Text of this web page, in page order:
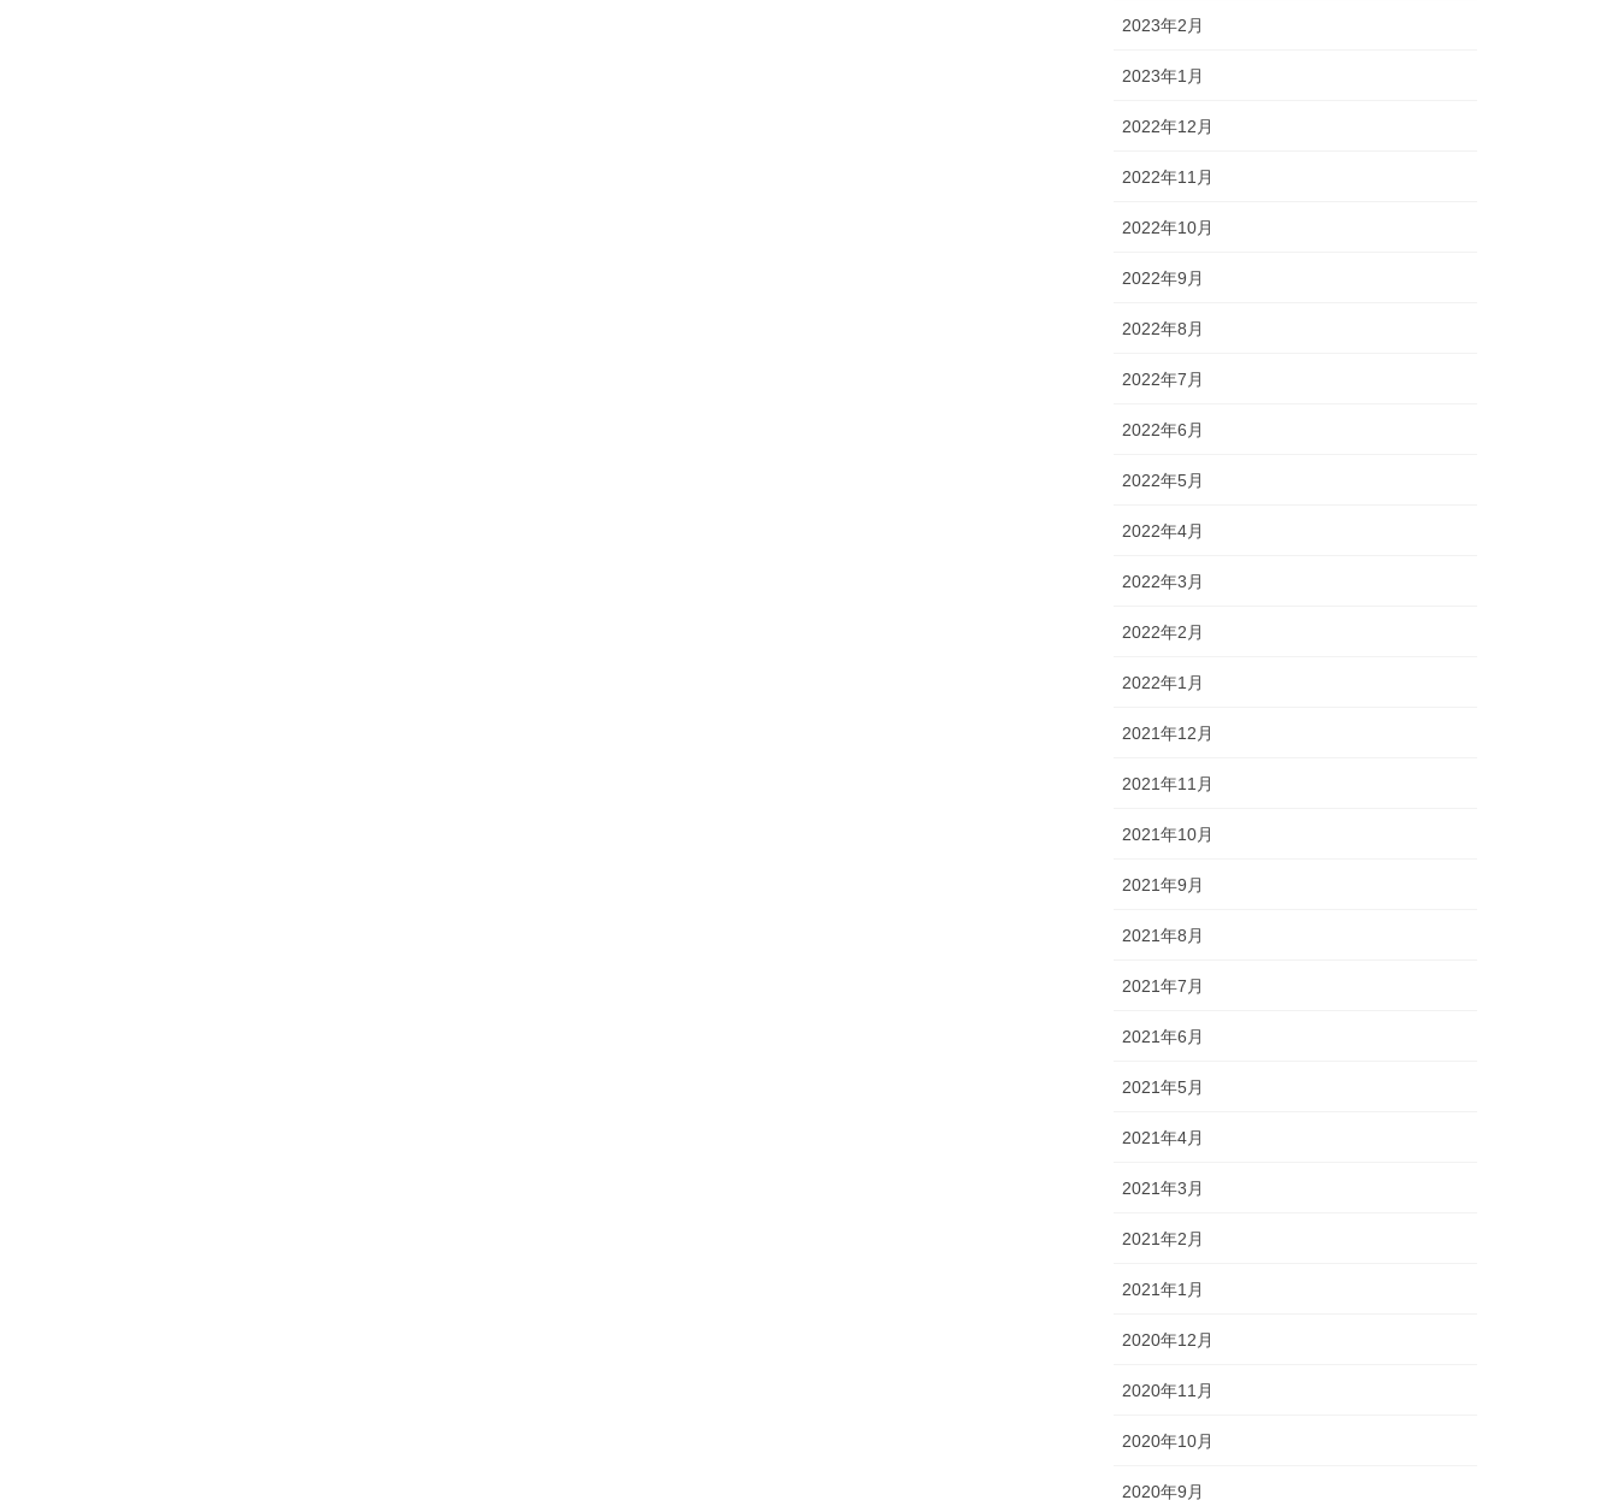
2023年2月
2023年1月
2022年12月
2022年11月
2022年10月
2022年9月
2022年8月
2022年7月
2022年6月
2022年5月
2022年4月
2022年3月
2022年2月
2022年1月
2021年12月
2021年11月
2021年10月
2021年9月
2021年8月
2021年7月
2021年6月
2021年5月
2021年4月
2021年3月
2021年2月
2021年1月
2020年12月
2020年11月
2020年10月
2020年9月